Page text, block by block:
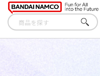
さが
す